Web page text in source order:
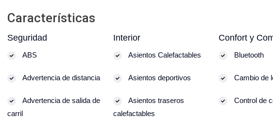
Características
Seguridad
ABS
Advertencia de distancia
Advertencia de salida de
carril
Interior
Asientos Calefactables
Asientos deportivos
Asientos traseros
calefactables
Confort y
Bluetooth
Cambio de
Control de